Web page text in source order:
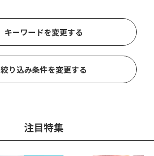
キーワードを変更する
絞り込み条件を変更する
注目特集